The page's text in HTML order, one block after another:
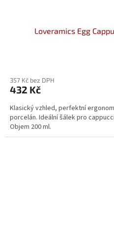
Loveramics Egg
357 Kč bez DPH
432 Kč
Klasický vzhled, perfektní
porcelán. Ideální šálek pro
Objem 200 ml.